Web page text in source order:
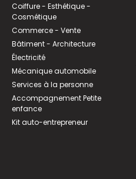
Coiffure - Esthétique -
Cosmétique
Commerce - Vente
Bâtiment - Architecture
Électricité
Mécanique automobile
Services à la personne
Accompagnement Petite
enfance
Kit auto-entrepreneur